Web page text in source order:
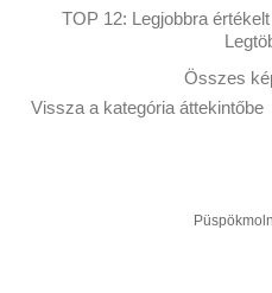
TOP 12: Legjobbra értékelt
Összes
Vissza a kategória áttekintőbe